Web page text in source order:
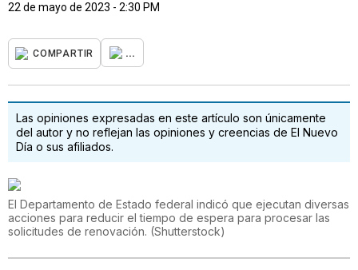
22 de mayo de 2023 - 2:30 PM
COMPARTIR ...
Las opiniones expresadas en este artículo son únicamente
del autor y no reflejan las opiniones y creencias de El Nuevo
Día o sus afiliados.
El Departamento de Estado federal indicó que ejecutan diversas
acciones para reducir el tiempo de espera para procesar las
solicitudes de renovación. (Shutterstock)